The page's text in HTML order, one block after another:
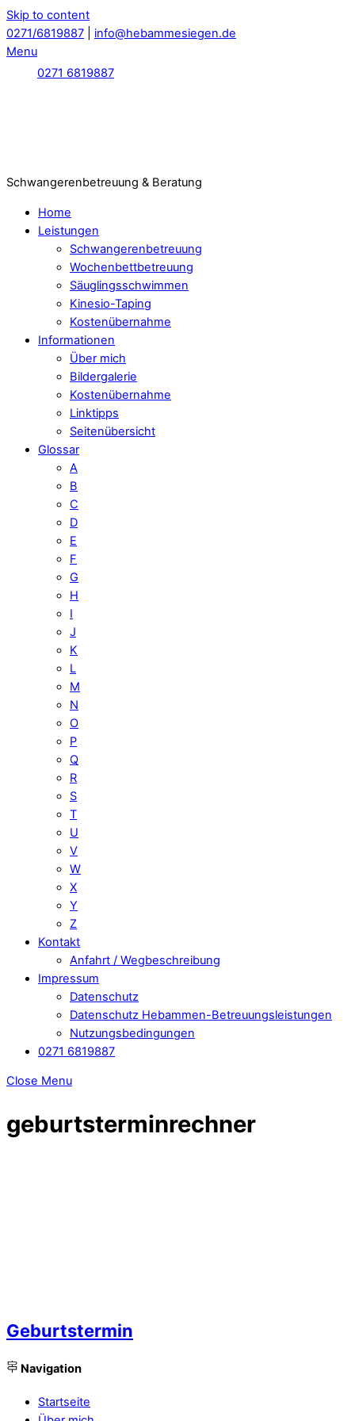
Skip to content
0271/6819887
info@hebammesiegen.de
Menu
0271 6819887
Schwangerenbetreuung & Beratung
Home
Leistungen
Schwangerenbetreuung
Wochenbettbetreuung
Säuglingsschwimmen
Kinesio-Taping
Kostenübernahme
Informationen
Über mich
Bildergalerie
Kostenübernahme
Linktipps
Seitenübersicht
Glossar
A
B
C
D
E
F
G
H
I
J
K
L
M
N
O
P
Q
R
S
T
U
V
W
X
Y
Z
Kontakt
Anfahrt / Wegbeschreibung
Impressum
Datenschutz
Datenschutz Hebammen-Betreuungsleistungen
Nutzungsbedingungen
0271 6819887
Close Menu
geburtsterminrechner
Geburtstermin
Navigation
Startseite